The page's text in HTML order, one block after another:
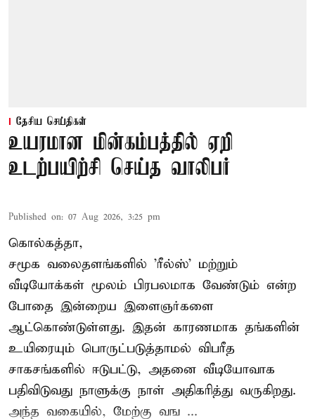
தேசிய செய்திகள்
உயரமான மின்கம்பத்தில் ஏறி
உடற்பயிற்சி செய்த வாலிபர்
Published on: 07 Aug 2026, 3:25 pm
கொல்கத்தா,
சமூக வலைதளங்களில் 'ரீல்ஸ்' மற்றும்
வீடியோக்கள் மூலம் பிரபலமாக வேண்டும் என்ற
போதை இன்றைய இளைஞர்களை
ஆட்கொண்டுள்ளது. இதன் காரணமாக தங்களின்
உயிரையும் பொருட்படுத்தாமல் விபரீத
சாகசங்களில் ஈடுபட்டு, அதனை வீடியோவாக
பதிவிடுவது நாளுக்கு நாள் அதிகரித்து வருகிறது.
அந்த வகையில், மேற்கு வங ...